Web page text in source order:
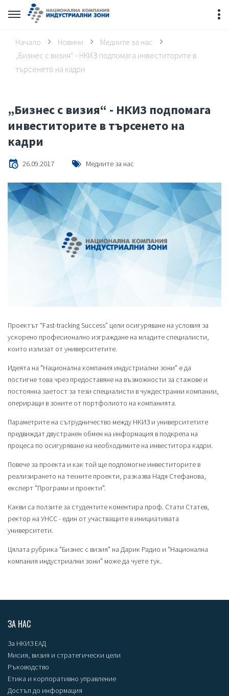
Начало Новини
Медиите за нас
„Бизнес с визия“ - НКИЗ подпомага инвеститорите в
търсенето на кадри
„Бизнес с визия“ - НКИЗ подпомага
инвеститорите в търсенето на
кадри
26.09.2017 Медиите за нас
Проектът “Fast-tracking Success” цели осигуряване на условия за
ускорено професионално изграждане на младите специалисти,
които излизат от университетите.
Идеята на "Национална компания индустриални зони" е да
постигне това чрез предоставяне на възможности за стажове и
постоянна заетост за тези специалисти в чуждестранни компании,
опериращи в зоните от портфолиото на компанията.
Параметрите на сътрудничество между НКИЗ и университетите
предвиждат двустранен обмен на информация в подкрепа на
процеса по осигуряване на необходимите на инвеститора кадри.
Повече за проекта и как той ще подпомогне инвеститорите в
реализирането на техните проекти, разказва Надя Стефанова,
експерт "Програми и проекти".
Какви са ползите за студентите коментира проф. Стати Статев,
ректор на УНСС - един от участващите в инициативата
университети.
Цялата рубрика "Бизнес с визия" на Дарик Радио и "Национална
компания индустриални зони" може да чуететук.
ЗА НАС
За НКИЗ ЕАД
Мисия, визия и стратегически цели
Ръководство
Етика и корпоративно управление
Достъп до информация